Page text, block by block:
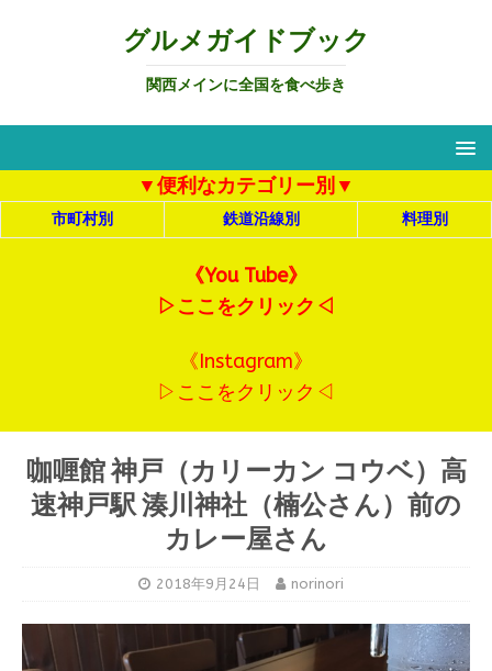
グルメガイドブック
関西メインに全国を食べ歩き
▼便利なカテゴリー別▼
市町村別 鉄道沿線別 料理別
《You Tube》
▷ここをクリック◁
《Instagram》
▷ここをクリック◁
咖喱館 神戸（カリーカン コウベ）高
速神戸駅 湊川神社（楠公さん）前の
カレー屋さん
2018年9月24日 norinori